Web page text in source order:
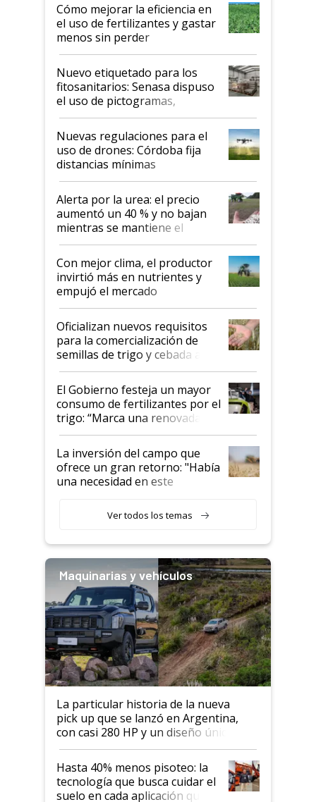
Cómo mejorar la eficiencia en
el uso de fertilizantes y gastar
menos sin perder
productividad en la campaña
fina
Nuevo etiquetado para los
fitosanitarios: Senasa dispuso
el uso de pictogramas,
palabras de advertencia e
indicaciones
Nuevas regulaciones para el
uso de drones: Córdoba fija
distancias mínimas
Alerta por la urea: el precio
aumentó un 40 % y no bajan
mientras se mantiene el
conflicto en Medio Oriente
Con mejor clima, el productor
invirtió más en nutrientes y
empujó el mercado
Oficializan nuevos requisitos
para la comercialización de
semillas de trigo y cebada a
granel
El Gobierno festeja un mayor
consumo de fertilizantes por el
trigo: “Marca una renovada
confianza de los productores”
La inversión del campo que
ofrece un gran retorno: "Había
una necesidad en este
Ver todos los temas
Maquinarias y vehículos
La particular historia de la nueva
pick up que se lanzó en Argentina,
con casi 280 HP y un diseño único: a
cuánto se vende
Hasta 40% menos pisoteo: la
tecnología que busca cuidar el
suelo en cada aplicación que